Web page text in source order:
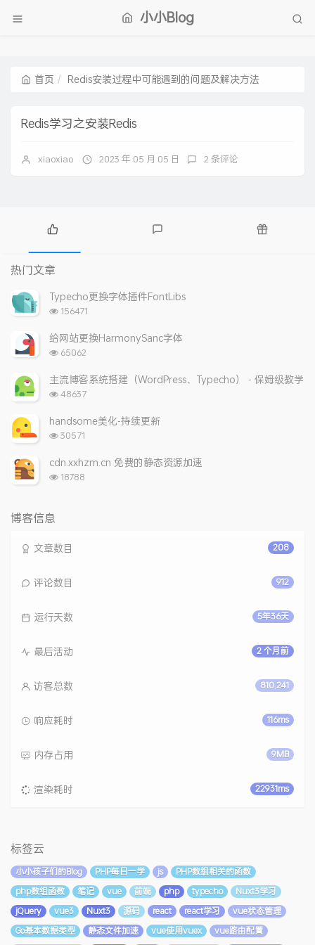
小小Blog
首页 Redis安装过程中可能遇到的问题及解决方法
Redis学习之安装Redis
xiaoxiao 2023 年 05 月 05 日 2 条评论
热
门
文
章
论
热门文章
Typecho更换字体插件FontLibs
浏
次
数:
156471
给网站更换HarmonySanc字体
浏
次
数:
65062
主流博客系统搭建（WordPress、Typecho） - 保姆级教学
浏
次
数:
48637
handsome美化-持续更新
浏
次
数:
30571
cdn.xxhzm.cn 免费的静态资源加速
浏
18788
博客信息
208
文章数目
912
评论数目
5年36天
运行天数
2 个月前
最后活动
810,241
访客总数
116ms
响应耗时
9MB
内存占用
22931ms
渲染耗时
标签云
小小孩子们的Blog PHP每日一学 js
PHP数组相关的函数
php数组函数
笔记 vue 前端 php typecho
Nuxt3学习
jQuery
vue3 Nuxt3 源码 react react学习
vue状态管理
Go基本数据类型
静态文件加速 vue使用vuex
vue路由配置